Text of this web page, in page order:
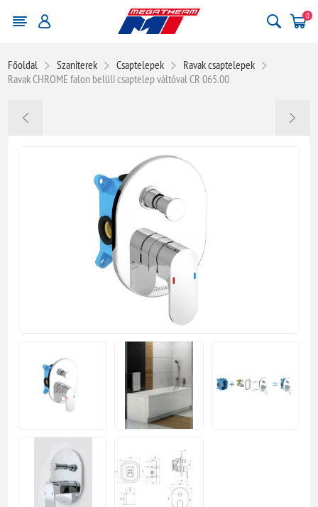
0
Főoldal Szaniterek Csaptelepek
Ravak csaptelepek
Ravak CHROME falon belüli csaptelep váltóval CR 065.00